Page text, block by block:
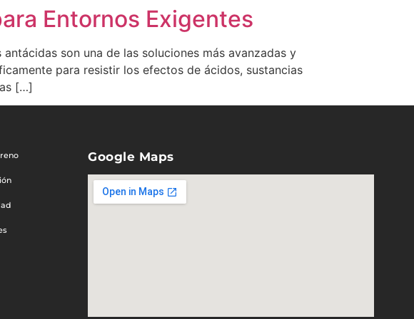
Entornos Exigentes
son una de las soluciones más avanzadas y
para resistir los efectos de ácidos, sustancias
[…]
Google Maps